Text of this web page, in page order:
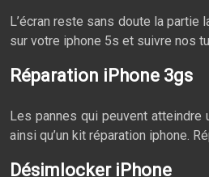
L’écran reste sans doute la partie
sur votre iphone 5s et suivre nos
Réparation iPhone 3gs
Les pannes qui peuvent atteindre
ainsi qu’un kit réparation iphone.
Désimlocker iPhone